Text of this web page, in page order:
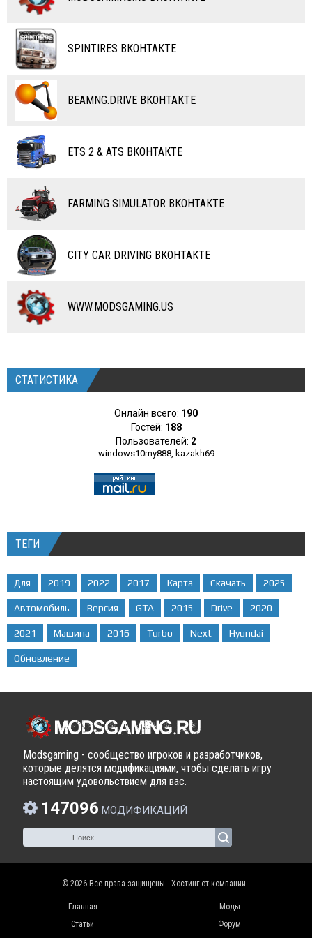
ВЕЛОСИПЕДЫ
ТАНКИ
ПОЕЗДА
ВОДНЫЙ ТРАНСПОРТ
САМОЛЕТЫ
RC ТРАНСПОРТ
КАРТЫ
ЧИТЫ
ПРОГРАММЫ
РАЗНОЕ
ТЮНИНГ
КАРТЫ SPINTIRES ВКОНТАКТЕ
BEAMNG.DRIVE ВКОНТАКТЕ
ETS 2 & ATS ВКОНТАКТЕ
FARMING SIMULATOR ВКОНТАКТЕ
CITY CAR DRIVING ВКОНТАКТЕ
WWW.MODSGAMING.US
СТАТИСТИКА
Онлайн всего: 190
Гостей: 188
Пользователей: 2
windows10my888, kazakh69
ТЕГИ
Для 2019 2022 2017 Карта Скачать 2025
Автомобиль Версия GTA 2015 Drive 2020
2021 Машина 2016 Turbo Next Hyundai
Обновление
Modsgaming - сообщество игроков и разработчиков,
которые делятся модификациями, чтобы сделать игру
настоящим удовольствием для вас.
147096 МОДИФИКАЦИЙ
© 2026 Все права защищены - Хостинг от компании .
Главная
Моды
Статьи
Форум